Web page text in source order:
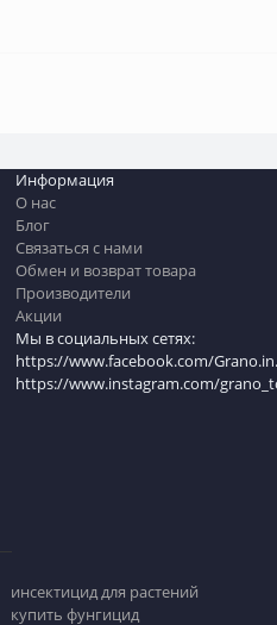
Информация
О нас
Блог
Связаться с нами
Обмен и возврат товара
Производители
Акции
Мы в социальных сетях:
https://www.facebook.com/
https://www.instagram.com/
инсектицид для растений
купить фунгицид